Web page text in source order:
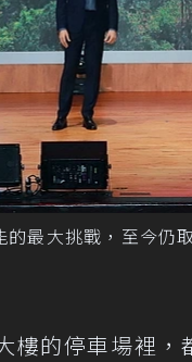
的最大挑戰，至今
樓的停車場裡